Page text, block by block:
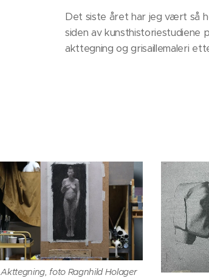
Det siste året har jeg vært så
siden av kunsthistoriestudiene
akttegning og grisaillemaleri
Akttegning, foto Ragnhild Holager